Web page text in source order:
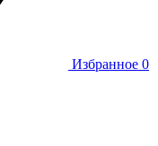
Избранное 0